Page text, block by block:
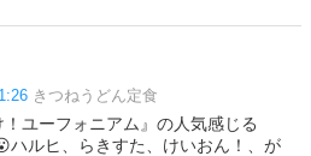
きつねうどん定食
ユーフォニアム』の人気感じる
ハルヒ、らきすた、けいおん！、が